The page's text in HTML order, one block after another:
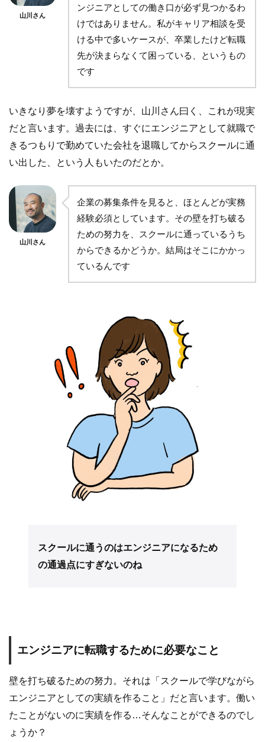
山川さん
ンジニアとしての働き口が必ず見つかるわ
けではありません。私がキャリア相談を受
ける中で多いケースが、卒業したけど転職
先が決まらなくて困っている、というもの
です
いきなり夢を壊すようですが、山川さん曰く、これが現実
だと言います。過去には、すぐにエンジニアとして就職で
きるつもりで勤めていた会社を退職してからスクールに通
い出した、という人もいたのだとか。
山川さん
企業の募集条件を見ると、ほとんどが実務
経験必須としています。その壁を打ち破る
ための努力を、スクールに通っているうち
からできるかどうか。結局はそこにかかっ
ているんです
スクールに通うのはエンジニアになるため
の通過点にすぎないのね
エンジニアに転職するために必要なこと
壁を打ち破るための努力。それは「スクールで学びながら
エンジニアとしての実績を作ること」だと言います。働い
たことがないのに実績を作る…そんなことができるのでし
ょうか？